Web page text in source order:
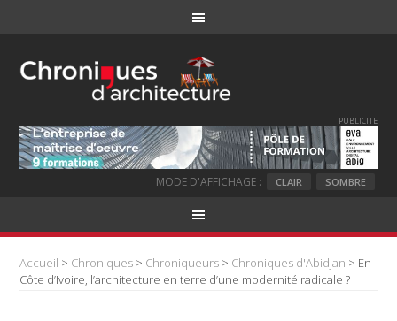
PUBLICITE
MODE D'AFFICHAGE : CLAIR SOMBRE
Accueil > Chroniques > Chroniqueurs > Chroniques d'Abidjan > En
Côte d’Ivoire, l’architecture en terre d’une modernité radicale ?